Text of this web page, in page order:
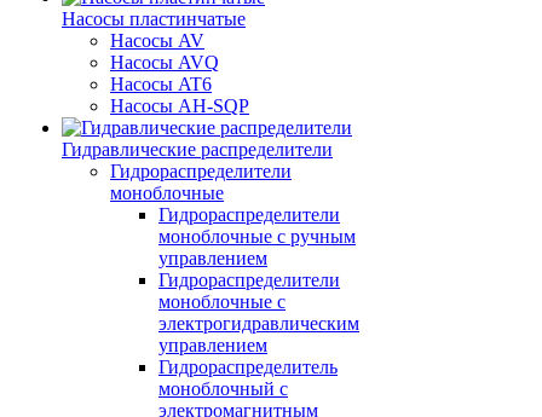
Насосы пластинчатые
Насосы AV
Насосы AVQ
Насосы AT6
Насосы AH-SQP
Гидравлические распределители
Гидрораспределители
моноблочные
Гидрораспределители
моноблочные с ручным
управлением
Гидрораспределители
моноблочные с
электрогидравлическим
управлением
Гидрораспределитель
моноблочный с
электромагнитным